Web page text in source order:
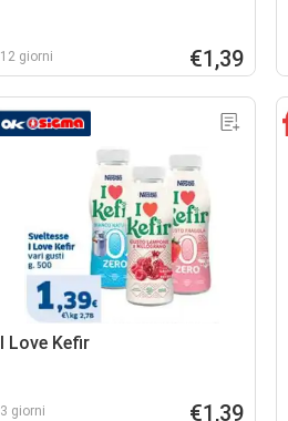
12 giorni €1,39
I Love Kefir
3 giorni €1,39